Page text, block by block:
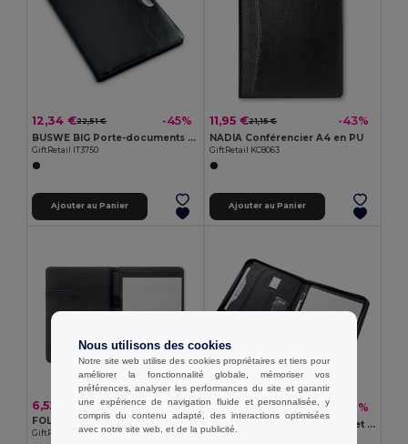
12,34 €22,51 € -45%
BUSWE BIG Porte-documents A4
GiftRetail IT3750
Ajouter au Panier
11,95 €21,15 € -43%
NADIA Conférencier A4 en PU
GiftRetail KC8063
Ajouter au Panier
6,52 €
FOLIO Conférencier A5 300D RPET
GiftRetail MO2569
10,99 € 20,60 € -47%
Porte-documents A4 en PU et microfibre avec bloc de pages lignées
Nous utilisons des cookies
Notre site web utilise des cookies propriétaires et tiers pour
améliorer la fonctionnalité globale, mémoriser vos
préférences, analyser les performances du site et garantir
une expérience de navigation fluide et personnalisée, y
compris du contenu adapté, des interactions optimisées
avec notre site web, et de la publicité.